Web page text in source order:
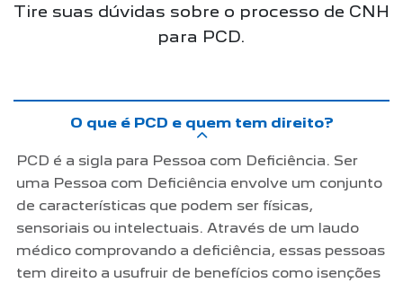
Tire suas dúvidas sobre o processo de CNH
para PCD.
O que é PCD e quem tem direito?
PCD é a sigla para Pessoa com Deficiência. Ser
uma Pessoa com Deficiência envolve um conjunto
de características que podem ser físicas,
sensoriais ou intelectuais. Através de um laudo
médico comprovando a deficiência, essas pessoas
tem direito a usufruir de benefícios como isenções